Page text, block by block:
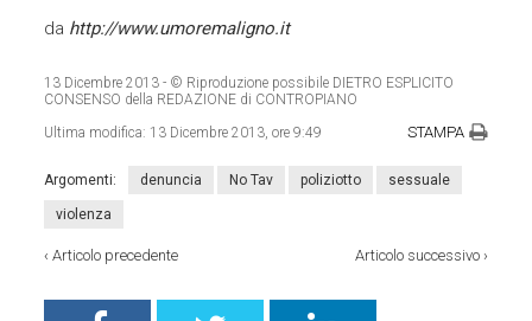
da http://www.umoremaligno.it
13 Dicembre 2013 - © Riproduzione possibile DIETRO ESPLICITO
CONSENSO della REDAZIONE di CONTROPIANO
Ultima modifica: 13 Dicembre 2013, ore 9:49 STAMPA
Argomenti: denuncia No Tav poliziotto sessuale
violenza
‹Articolo precedente Articolo successivo›